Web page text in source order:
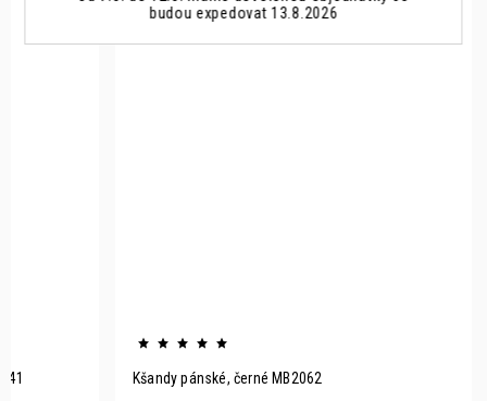
budou expedovat 13.8.2026
Kšandy pánské, černé MB2062